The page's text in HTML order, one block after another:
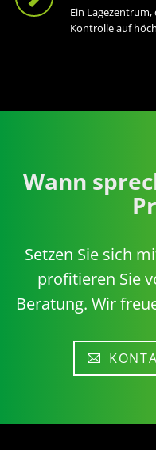
Ein
Kontrolle auf
Wann
Setzen Sie sich
profitieren Sie
Beratung. Wir